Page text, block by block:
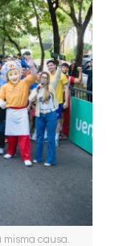
causa.